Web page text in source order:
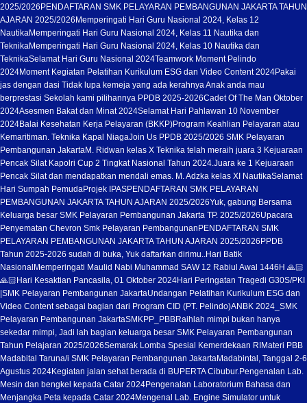
2025/2026 PENDAFTARAN SMK PELAYARAN PEMBANGUNAN JAKARTA TAHUN
AJARAN 2025/2026 Memperingati Hari Guru Nasional 2024, Kelas 12
NautikaMemperingati Hari Guru Nasional 2024, Kelas 11 Nautika dan
TeknikaMemperingati Hari Guru Nasional 2024, Kelas 10 Nautika dan
TeknikaSelamat Hari Guru Nasional 2024Teamwork Moment Pelindo
2024Moment Kegiatan Pelatihan Kurikulum ESG dan Video Content 2024Pakai
jas dengan dasi Tidak lupa kemeja yang ada kerahnya Anak anda mau
berprestasi Sekolah kami pilihannya PPDB 2025-2026Cadet Of The Man Oktober
2024Asesmen Bakat dan Minat 2024Selamat Hari Pahlawan 10 November
2024Balai Kesehatan Kerja Pelayaran (BKKP)Program Keahlian Pelayaran atau
Kemaritiman. Teknika Kapal NiagaJoin Us PPDB 2025/2026 SMK Pelayaran
Pembangunan JakartaM. Ridwan kelas X Teknika telah meraih juara 3 Kejuaraan
Pencak Silat Kapolri Cup 2 Tingkat Nasional Tahun 2024.Juara ke 1 Kejuaraan
Pencak Silat dan mendapatkan mendali emas. M. Adzka kelas XI NautikaSelamat
Hari Sumpah PemudaProjek IPASPENDAFTARAN SMK PELAYARAN
PEMBANGUNAN JAKARTA TAHUN AJARAN 2025/2026Yuk, gabung Bersama
Keluarga besar SMK Pelayaran Pembangunan Jakarta TP. 2025/2026Upacara
Penyematan Chevron Smk Pelayaran Pembangunan PENDAFTARAN SMK
PELAYARAN PEMBANGUNAN JAKARTA TAHUN AJARAN 2025/2026 PPDB
Tahun 2025-2026 sudah di buka, Yuk daftarkan dirimu..Hari Batik
Nasional Memperingati Maulid Nabi Muhammad SAW 12 Rabiul Awal 1446H 🙏🏻
🙏🏻 Hari Kesaktian Pancasila, 01 Oktober 2024Hari Peringatan Tragedi G30S/PKI
|SMK Pelayaran Pembangunan JakartaUndangan Pelatihan Kurikulum ESG dan
Video Content sebagai bagian dari Program CID (PT. Pelindo)ANBK 2024_SMK
Pelayaran Pembangunan JakartaSMKPP_PBBRaihlah mimpi bukan hanya
sekedar mimpi, Jadi lah bagian keluarga besar SMK Pelayaran Pembangunan
Tahun Pelajaran 2025/2026Semarak Lomba Spesial Kemerdekaan RI Materi PBB
Madabital Taruna/i SMK Pelayaran Pembangunan JakartaMadabintal, Tanggal 2-6
Agustus 2024Kegiatan jalan sehat berada di BUPERTA Cibubur.Pengenalan Lab.
Mesin dan bengkel kepada Catar 2024Pengenalan Laboratorium Bahasa dan
Menjangka Peta kepada Catar 2024Mengenal Lab. Engine Simulator untuk